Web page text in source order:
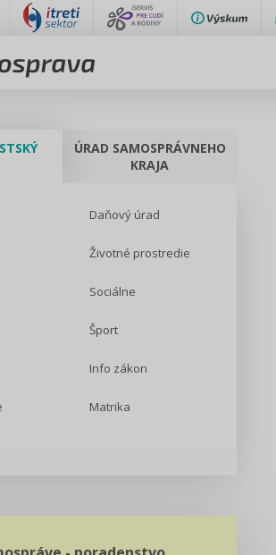
ÚRAD SAMOSPRÁVNEHO
KRAJA
Daňový úrad
Životné prostredie
Sociálne
Šport
Info zákon
Matrika